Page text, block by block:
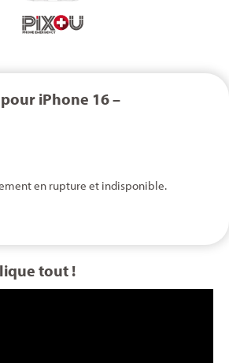
iPhone 16 –
en rupture et indisponible.
tout !